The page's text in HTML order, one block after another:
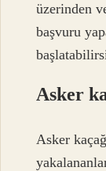
üzerinden
başvuru
Asker
Asker